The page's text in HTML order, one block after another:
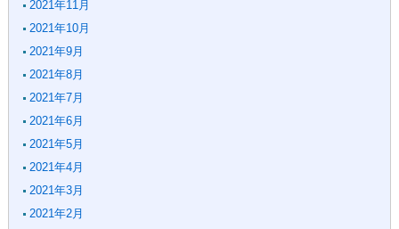
2021年11月
2021年10月
2021年9月
2021年8月
2021年7月
2021年6月
2021年5月
2021年4月
2021年3月
2021年2月